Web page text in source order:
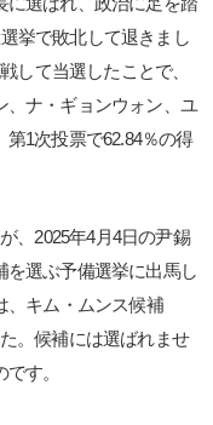
挙で敗北して退きまし
して当選したことで、
、ナ・ギョンウォン、ユ
1次投票で62.84％の得
、2025年4月4日の尹錫
選ぶ予備選挙に出馬し
、キム・ムンス候補
。候補には選ばれませ
す。